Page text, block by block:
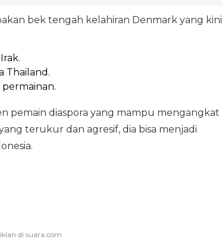
bek tengah kelahiran Denmark yang kini
Thailand.
pemain diaspora yang mampu mengangkat
terukur dan agresif, dia bisa menjadi